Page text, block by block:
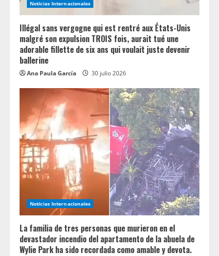
Noticias Internacionales
Illégal sans vergogne qui est rentré aux États-Unis
malgré son expulsion TROIS fois, aurait tué une
adorable fillette de six ans qui voulait juste devenir
ballerine
Ana Paula García 30 julio 2026
Noticias Internacionales
La familia de tres personas que murieron en el
devastador incendio del apartamento de la abuela de
Wylie Park ha sido recordada como amable y devota.